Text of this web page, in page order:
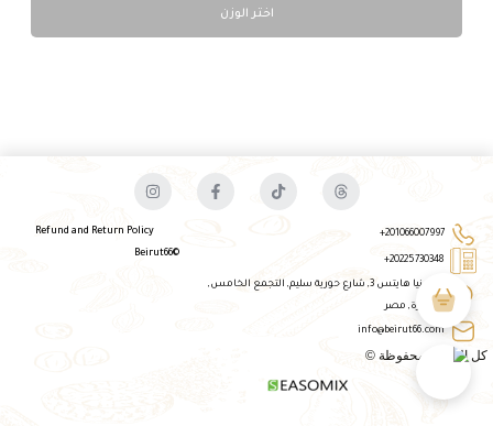
اختر الوزن
Refund and Return Policy
©Beirut66
201066007997+
20225730348+
جاردينيا هايتس 3, شارع حورية سليم, التجمع الخامس,
القاهرة, مصر​
info@beirut66.com
كل الحقوق محفوظة ©